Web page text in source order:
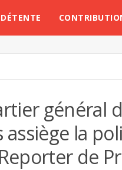
DÉTENTE
général
la
de